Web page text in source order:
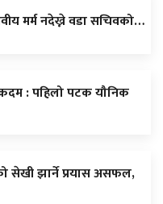
मर्म नदेख्ने वडा सचिवको…
: पहिलो पटक यौनिक
सेखी झार्ने प्रयास असफल,